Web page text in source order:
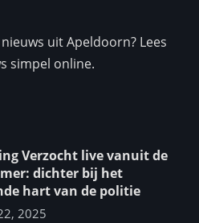
uit Apeldoorn? Lees
simpel online.
Verzocht live vanuit de
dichter bij het
hart van de politie
2025